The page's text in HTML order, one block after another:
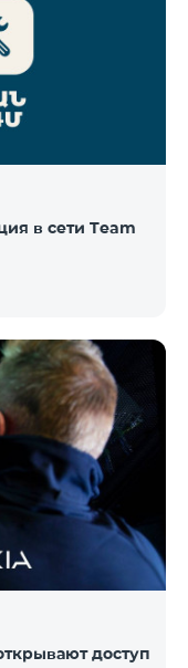
в сети Team
доступ